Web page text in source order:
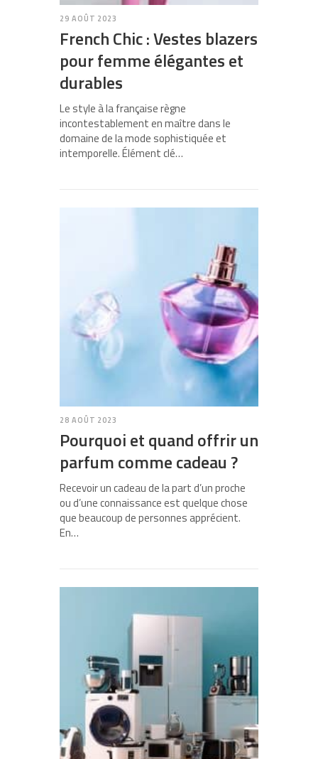
29 AOÛT 2023
French Chic : Vestes blazers
pour femme élégantes et
durables
Le style à la française règne
incontestablement en maître dans le
domaine de la mode sophistiquée et
intemporelle. Élément clé…
28 AOÛT 2023
Pourquoi et quand offrir un
parfum comme cadeau ?
Recevoir un cadeau de la part d’un proche
ou d’une connaissance est quelque chose
que beaucoup de personnes apprécient.
En…